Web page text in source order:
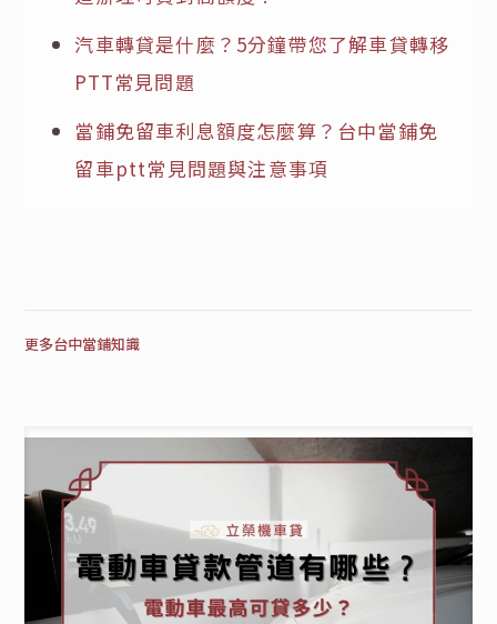
汽車轉貸是什麼？5分鐘帶您了解車貸轉移
PTT常見問題
當鋪免留車利息額度怎麼算？台中當鋪免
留車ptt常見問題與注意事項
更多台中當鋪知識